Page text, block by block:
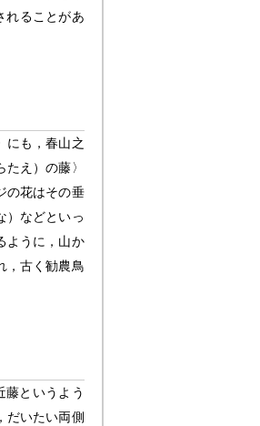
れることがあ
にも，春山之
え）の藤〉
の花はその垂
）などといっ
ように，山か
，古く勧農鳥
藤というよう
だいたい両側